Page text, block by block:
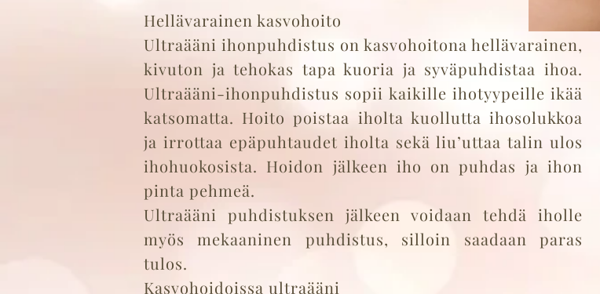
Hellävarainen kasvohoito
Ultraääni ihonpuhdistus on kasvohoitona hellävarainen,
kivuton ja tehokas tapa kuoria ja syväpuhdistaa ihoa.
Ultraääni-ihonpuhdistus sopii kaikille ihotyypeille ikää
katsomatta. Hoito poistaa iholta kuollutta ihosolukkoa
ja irrottaa epäpuhtaudet iholta sekä liu’uttaa talin ulos
ihohuokosista. Hoidon jälkeen iho on puhdas ja ihon
pinta pehmeä.
Ultraääni puhdistuksen jälkeen voidaan tehdä iholle
myös mekaaninen puhdistus, silloin saadaan paras
tulos.
Kasvohoidoissa ultraääni